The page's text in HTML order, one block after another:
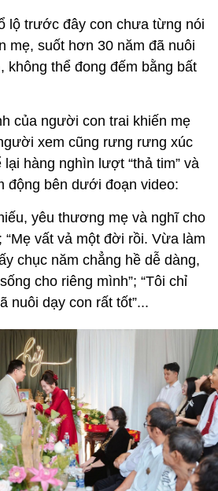
lộ trước đây con chưa từng nói
mẹ, suốt hơn 30 năm đã nuôi
không thể đong đếm bằng bất
của người con trai khiến mẹ
xem cũng rưng rưng xúc
hàng nghìn lượt “thả tim” và
động bên dưới đoạn video:
yêu thương mẹ và nghĩ cho
“Mẹ vất vả một đời rồi. Vừa làm
chục năm chẳng hề dễ dàng,
cho riêng mình”; “Tôi chỉ
nuôi dạy con rất tốt”...